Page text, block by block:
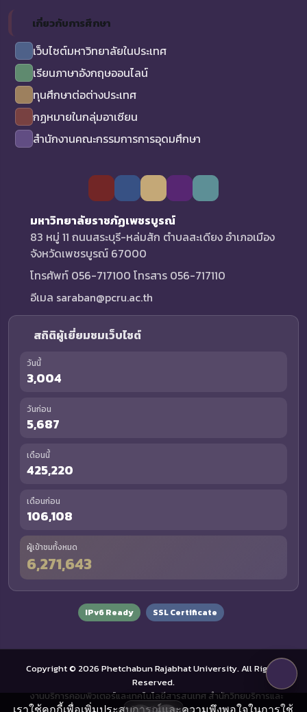
เกี่ยวกับการศึกษา
เว็บไซต์มหาวิทยาลัยในประเทศ
เรียนภาษาอังกฤษออนไลน์
ทุนศึกษาต่อต่างประเทศ
กฏหมายในกลุ่มอาเซียน
สำนักงานคณะกรรมการการอุดมศึกษา
มหาวิทยาลัยราชภัฏเพชรบูรณ์
83 หมู่ 11 ถนนสระบุรี-หล่มสัก ตำบลสะเดียง อำเภอเมือง
จังหวัดเพชรบูรณ์ 67000
โทรศัพท์ 056-717100 โทรสาร 056-717110
อีเมล saraban@pcru.ac.th
สถิติผู้เยี่ยมชมเว็บไซต์
วันนี้
3,004
วันก่อน
5,687
เดือนนี้
425,220
เดือนก่อน
106,108
ผู้เข้าชมทั้งหมด
6,271,643
IPv6 Ready SSL Certificate
Copyright © 2026 Phetchabun Rajabhat University. All Rights
Reserved.
งานบริการคอมพิวเตอร์และเทคโนโลยีสารสนเทศ สำนักวิทยบริการและ